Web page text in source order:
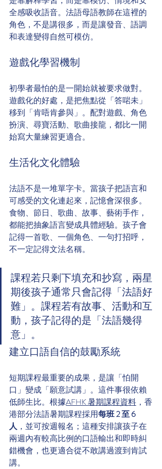
全感吸收語音。法語母語教師在這裡的
角色，不是講很多，而是讓發音、語調
和表達變得自然可模仿。
遊戲化學習機制
初學者最怕的是一開始就被要求做對。
遊戲化的好處，是把焦點從「答啱未」
移到「肯唔肯參與」。配對遊戲、角色
扮演、尋寶活動、歌曲接龍，都比一開
始寫大量練習更適合。
生活化文化體驗
法語不是一堆單字卡。當孩子把語言和
可感受的文化連起來，記憶會深很多。
食物、節日、歌曲、故事、藝術手作，
都能把抽象語言變成具體經驗。孩子會
記得一首歌、一個角色、一句打招呼，
不一定記得文法名稱。
課程若只剩下填充和抄寫，兩星
期後孩子通常只會記得「法語好
難」。課程若有故事、活動和互
動，孩子記得的是「法語幾得
意」。
建立口語自信的鼓勵系統
短期課程最重要的成果，是讓「怕開
口」變成「願意試講」。這件事很依賴
低師生比。根據AFHK 暑期課程資料 ，香
港部分法語暑期課程採用每班 2 至 6
人，並可按週報名；這種安排讓孩子在
兩週內有較高比例的口語輸出和即時糾
錯機會，也更適合從不敢講過渡到肯試
講。